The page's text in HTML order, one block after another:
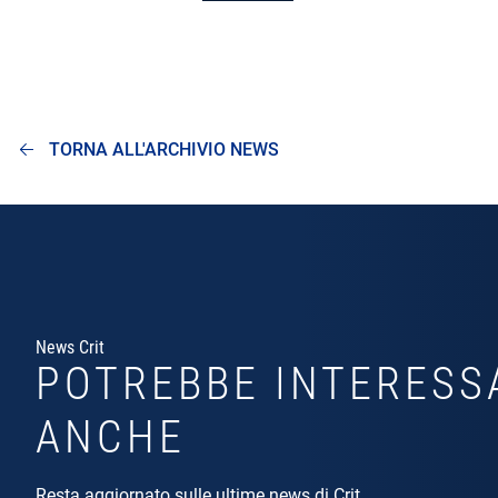
TORNA ALL'ARCHIVIO NEWS
News Crit
POTREBBE
ANCHE